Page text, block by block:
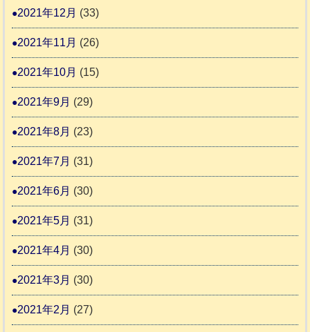
2021年12月 (33)
2021年11月 (26)
2021年10月 (15)
2021年9月 (29)
2021年8月 (23)
2021年7月 (31)
2021年6月 (30)
2021年5月 (31)
2021年4月 (30)
2021年3月 (30)
2021年2月 (27)